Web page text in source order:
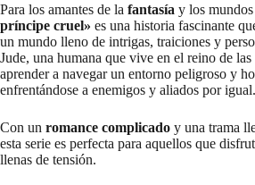
Para los amantes de la fantasía y los
príncipe cruel» es una historia fascinante
un mundo lleno de intrigas, traiciones y
Jude, una humana que vive en el reino de las
aprender a navegar un entorno peligroso y
enfrentándose a enemigos y aliados por igual.
Con un romance complicado y una trama
esta serie es perfecta para aquellos que
llenas de tensión.